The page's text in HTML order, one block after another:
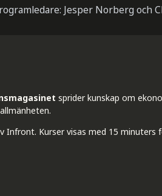
Jesper Norberg och
sprider kunskap om
Infront. Kurser visas med 15 minuters